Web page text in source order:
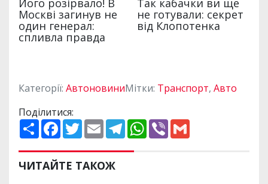
Категорії: АвтоновиниМітки: Транспорт, Авто
Поділитися:
П
о
и
р
и
F
a
e
b
o
T
w
t
t
e
E
m
i
l
T
e
e
W
h
V
ЧИТАЙТЕ ТАКОЖ